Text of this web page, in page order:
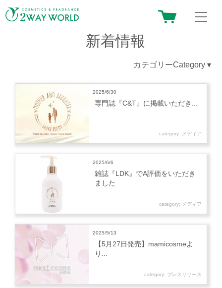
新着情報
カテゴリーCategory ▾
2025/6/30
専門誌『C&T』に掲載いただき...
category: メディア
2025/6/6
雑誌『LDK』でA評価をいただき
ました
category: メディア
2025/5/13
【5月27日発売】mamicosmeよ
り...
category: プレスリリース